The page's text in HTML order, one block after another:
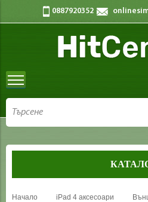
0887920352
Начало iPad 4 аксесоари